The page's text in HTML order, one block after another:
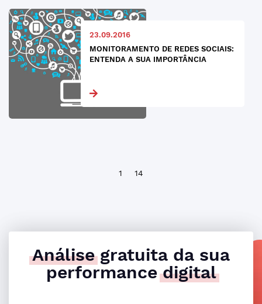
23.09.2016
MONITORAMENTO DE REDES SOCIAIS:
ENTENDA A SUA IMPORTÂNCIA
1 14
Análisegratuita da sua
performancedigital